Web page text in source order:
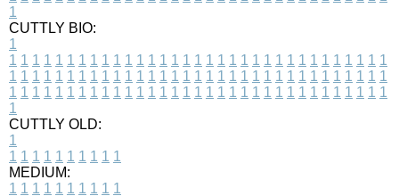
1
CUTTLY BIO:
1
1 1 1 1 1 1 1 1 1 1 1 1 1 1 1 1 1 1 1 1 1 1 1 1 1 1 1 1 1 1 1 1 1
1 1 1 1 1 1 1 1 1 1 1 1 1 1 1 1 1 1 1 1 1 1 1 1 1 1 1 1 1 1 1 1 1
1 1 1 1 1 1 1 1 1 1 1 1 1 1 1 1 1 1 1 1 1 1 1 1 1 1 1 1 1 1 1 1 1
1
CUTTLY OLD:
1
1 1 1 1 1 1 1 1 1 1
MEDIUM:
1 1 1 1 1 1 1 1 1 1